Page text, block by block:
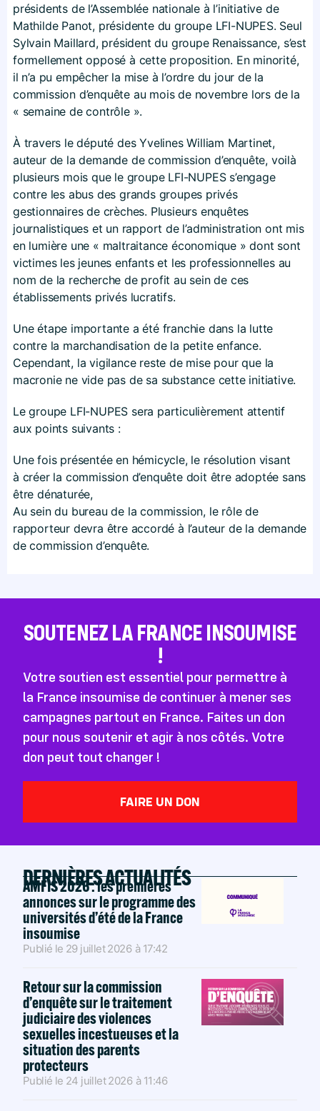
présidents de l’Assemblée nationale à l’initiative de
Mathilde Panot, présidente du groupe LFI-NUPES. Seul
Sylvain Maillard, président du groupe Renaissance, s’est
formellement opposé à cette proposition. En minorité,
il n’a pu empêcher la mise à l’ordre du jour de la
commission d’enquête au mois de novembre lors de la
« semaine de contrôle ».
À travers le député des Yvelines William Martinet,
auteur de la demande de commission d’enquête, voilà
plusieurs mois que le groupe LFI-NUPES s’engage
contre les abus des grands groupes privés
gestionnaires de crèches. Plusieurs enquêtes
journalistiques et un rapport de l’administration ont mis
en lumière une « maltraitance économique » dont sont
victimes les jeunes enfants et les professionnelles au
nom de la recherche de profit au sein de ces
établissements privés lucratifs.
Une étape importante a été franchie dans la lutte
contre la marchandisation de la petite enfance.
Cependant, la vigilance reste de mise pour que la
macronie ne vide pas de sa substance cette initiative.
Le groupe LFI-NUPES sera particulièrement attentif
aux points suivants :
Une fois présentée en hémicycle, le résolution visant
à créer la commission d’enquête doit être adoptée sans
être dénaturée,
Au sein du bureau de la commission, le rôle de
rapporteur devra être accordé à l’auteur de la demande
de commission d’enquête.
SOUTENEZ LA FRANCE INSOUMISE
!
Votre soutien est essentiel pour permettre à
la France insoumise de continuer à mener ses
campagnes partout en France. Faites un don
pour nous soutenir et agir à nos côtés. Votre
don peut tout changer !
FAIRE UN DON
DERNIÈRES ACTUALITÉS
AMFIS 2026 : les premières
annonces sur le programme des
universités d’été de la France
insoumise
Publié le 29 juillet 2026 à 17:42
Retour sur la commission
d’enquête sur le traitement
judiciaire des violences
sexuelles incestueuses et la
situation des parents
protecteurs
Publié le 24 juillet 2026 à 11:46